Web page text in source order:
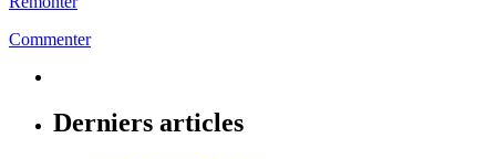
Commenter
Derniers articles